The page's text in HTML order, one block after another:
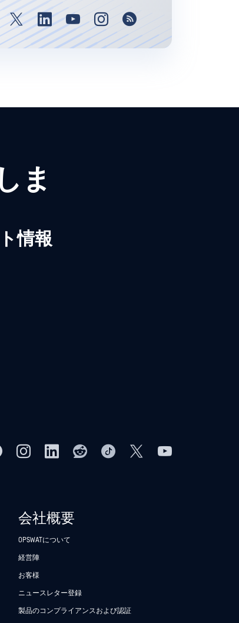
ま
情報
会社概要
OPSWATについて
経営陣
お客様
ニュースレター登録
製品のコンプライアンスおよび認証